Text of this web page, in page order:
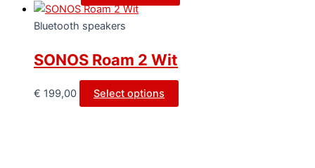
Bluetooth speakers
SONOS Roam 2 Wit
€ 199,00 Select options